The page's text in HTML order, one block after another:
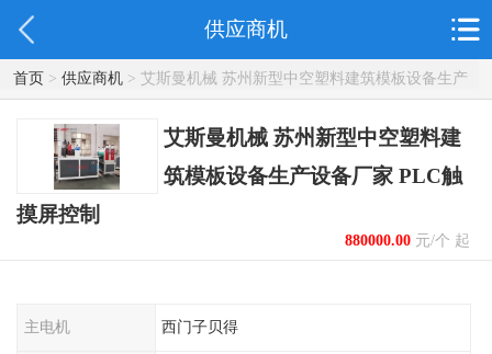
供应商机
首页> 供应商机> 艾斯曼机械 苏州新型中空塑料建筑模板设备生产
设备厂家 PLC触摸屏控制
艾斯曼机械 苏州新型中空塑料建
筑模板设备生产设备厂家 PLC触
摸屏控制
880000.00元/个 起
主电机 西门子贝得